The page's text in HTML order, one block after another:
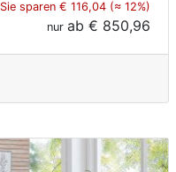
Sie sparen € 116,04 (≈ 12%)
nur ab € 850,96